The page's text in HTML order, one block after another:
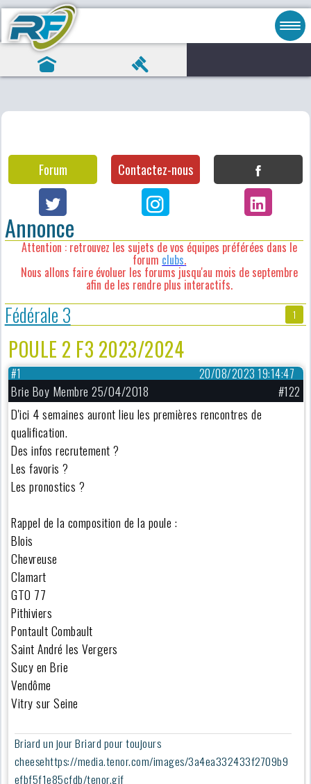
Forum Contactez-nous
Annonce
Attention : retrouvez les sujets de vos équipes préférées dans le
forum clubs.
Nous allons faire évoluer les forums jusqu'au mois de septembre
afin de les rendre plus interactifs.
Fédérale 3 1
POULE 2 F3 2023/2024
20/08/2023 19:14:47
#1
Brie Boy Membre 25/04/2018
#122
D'ici 4 semaines auront lieu les premières rencontres de
qualification.
Des infos recrutement ?
Les favoris ?
Les pronostics ?
Rappel de la composition de la poule :
Blois
Chevreuse
Clamart
GTO 77
Pithiviers
Pontault Combault
Saint André les Vergers
Sucy en Brie
Vendôme
Vitry sur Seine
Briard un jour Briard pour toujours
cheesehttps://media.tenor.com/images/3a4ea332433f2709b9
efbf5f1e85cfdb/tenor.gif